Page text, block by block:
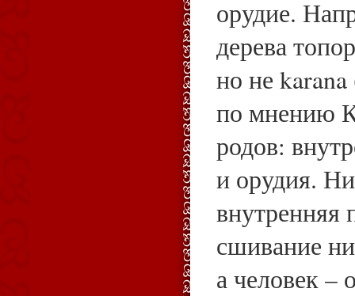
орудие.
дерева
но не
по мнению
родов:
и орудия.
внутренняя
сшивание
а человек –